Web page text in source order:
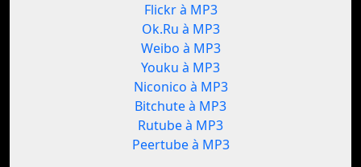
Flickr à MP3
Ok.Ru à MP3
Weibo à MP3
Youku à MP3
Niconico à MP3
Bitchute à MP3
Rutube à MP3
Peertube à MP3